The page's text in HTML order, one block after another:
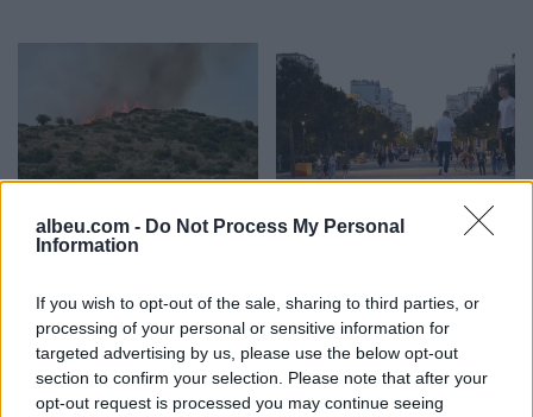
albeu.com - Do Not Process My Personal
Information
If you wish to opt-out of the sale, sharing to third parties, or
processing of your personal or sensitive information for
targeted advertising by us, please use the below opt-out
section to confirm your selection. Please note that after your
opt-out request is processed you may continue seeing
ktheheshin nga Kosova
në 12 orë, 10 mbeten
aktive dhe ndërhyrjet
Analiza: Një shqiptar ka
nevojë për 28 mijë dollarë